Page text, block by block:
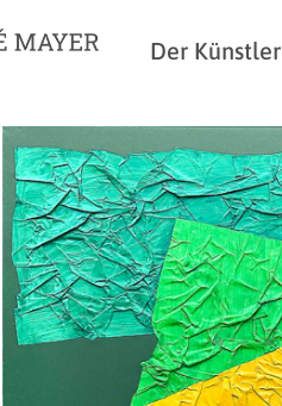
Der Künstler